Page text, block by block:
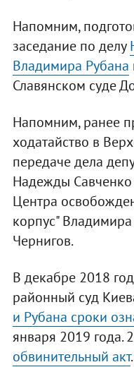
Напомним,
заседание по делу
Владимира Рубана
Славянском суде
Напомним, ранее
ходатайство в
передаче дела
Надежды
Центра
корпус"
Чернигов.
В декабре 2018
районный суд
и Рубана сроки
января 2019 года.
обвинительный акт.